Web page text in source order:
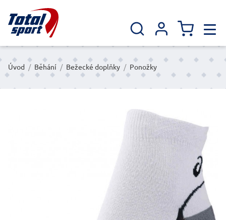
Úvod / Běhání / Bežecké doplňky / Ponožky